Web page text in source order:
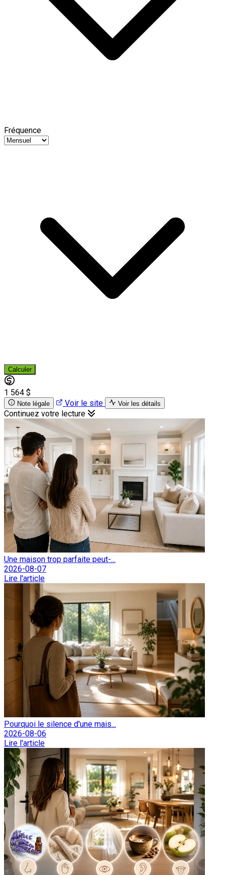
Fréquence
Calculer
1 564 $
Note légale Voir le site Voir les détails
Continuez votre lecture
Une maison trop parfaite peut-...
2026-08-07
Lire l'article
Pourquoi le silence d'une mais...
2026-08-06
Lire l'article